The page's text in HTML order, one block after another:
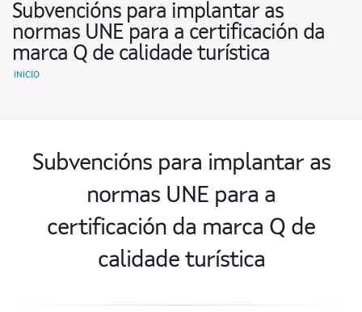
Subvencións para implantar as
normas UNE para a certificación da
marca Q de calidade turística
INICIO
Subvencións para implantar as
normas UNE para a
certificación da marca Q de
calidade turística